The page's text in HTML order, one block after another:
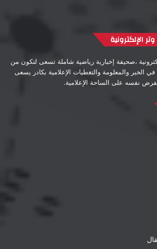
الإلكترونية
،صحيفة إخبارية رياضية شاملة تسعى لتكون من
الخبر والمعلومة والتغطيات الإعلامية بكادر يسعى
نفسه على الساحة الإعلامية.